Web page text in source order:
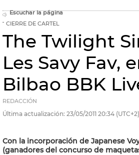
Escuchar la página
CIERRE DE CARTEL
The Twilight
Les Savy Fav,
Bilbao BBK
REDACCIÓN
Última actualización: 23/05/2011 20:34 (UTC+2)
Con la incorporación de Japanese
(ganadores del concurso de